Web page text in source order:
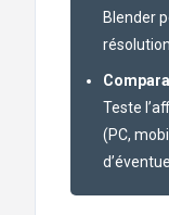
Blender
Teste
(PC,